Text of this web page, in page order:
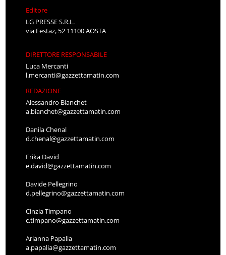
Editore
LG PRESSE S.R.L.
via Festaz, 52 11100 AOSTA
DIRETTORE RESPONSABILE
Luca Mercanti
l.mercanti@gazzettamatin.com
REDAZIONE
Alessandro Bianchet
a.bianchet@gazzettamatin.com
Danila Chenal
d.chenal@gazzettamatin.com
Erika David
e.david@gazzettamatin.com
Davide Pellegrino
d.pellegrino@gazzettamatin.com
Cinzia Timpano
c.timpano@gazzettamatin.com
Arianna Papalia
a.papalia@gazzettamatin.com